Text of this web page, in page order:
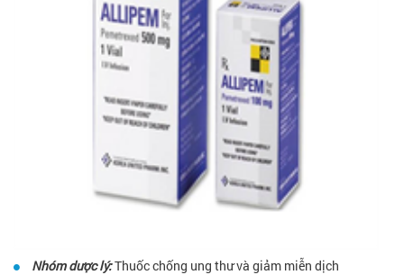
Nhóm dược lý:Thuốc chống ung thư và giảm miễn dịch